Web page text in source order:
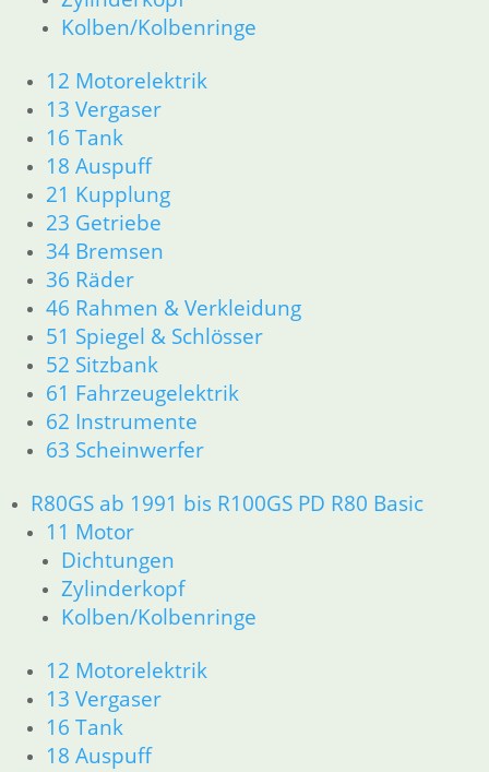
Kolben/Kolbenringe
12 Motorelektrik
13 Vergaser
16 Tank
18 Auspuff
21 Kupplung
23 Getriebe
34 Bremsen
36 Räder
46 Rahmen & Verkleidung
51 Spiegel & Schlösser
52 Sitzbank
61 Fahrzeugelektrik
62 Instrumente
63 Scheinwerfer
R80GS ab 1991 bis R100GS PD R80 Basic
11 Motor
Dichtungen
Zylinderkopf
Kolben/Kolbenringe
12 Motorelektrik
13 Vergaser
16 Tank
18 Auspuff